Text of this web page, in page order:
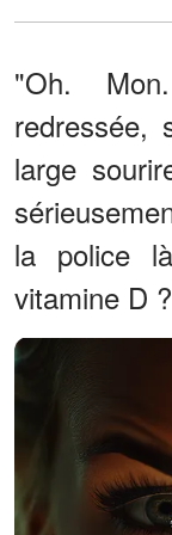
"Oh.
redressée,
large
la police
vitamine D